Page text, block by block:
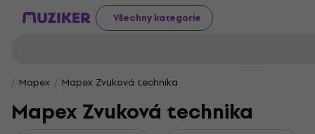
Všechny kategorie
Mapex Mapex Zvuková technika
Mapex Zvuková technika